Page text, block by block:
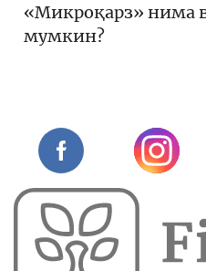
«Микроқарз» нима
мумкин?